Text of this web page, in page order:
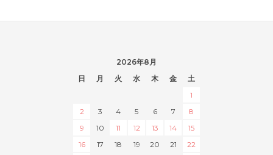
2026年8月
日
月 火 水 木 金
土
1
2
3 4 5 6 7
8
9
10 11 12 13 14
15
16
17 18 19 20 21
22